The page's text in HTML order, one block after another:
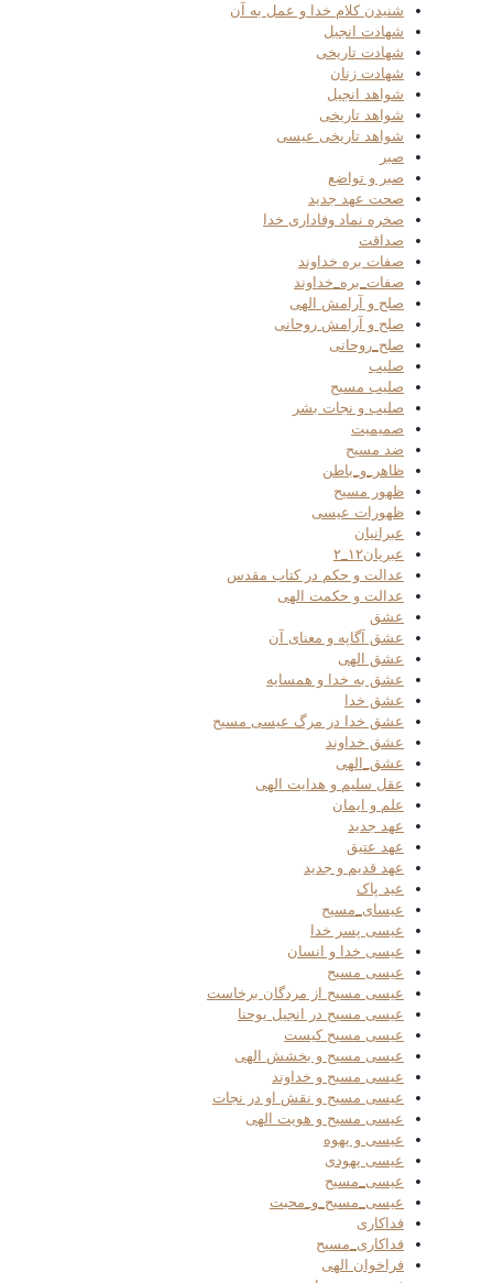
شنیدن کلام خدا و عمل به آن
شهادت انجیل
شهادت تاریخی
شهادت زنان
شواهد انجیل
شواهد تاریخی
شواهد تاریخی عیسی
صبر
صبر و تواضع
صحت عهد جدید
صخره نماد وفاداری خدا
صداقت
صفات بره خداوند
صفات_بره_خداوند
صلح و آرامش الهی
صلح و آرامش روحانی
صلح_روحانی
صلیب
صلیب مسیح
صلیب و نجات بشر
صمیمیت
ضد مسیح
ظاهر_و_باطن
ظهور مسیح
ظهورات عیسی
عبرانیان
عبریان۱۲_۲
عدالت و حکم در کتاب مقدس
عدالت و حکمت الهی
عشق
عشق آگاپه و معنای آن
عشق الهی
عشق به خدا و همسایه
عشق خدا
عشق خدا در مرگ عیسی مسیح
عشق خداوند
عشق_الهی
عقل سلیم و هدایت الهی
علم و ایمان
عهد جدید
عهد عتیق
عهد قدیم و جدید
عید پاک
عیسای_مسیح
عیسی پسر خدا
عیسی خدا و انسان
عیسی مسیح
عیسی مسیح از مردگان برخاست
عیسی مسیح در انجیل یوحنا
عیسی مسیح کیست
عیسی مسیح و بخشش الهی
عیسی مسیح و خداوند
عیسی مسیح و نقش او در نجات
عیسی مسیح و هویت الهی
عیسی و یهوه
عیسی یهودی
عیسی_مسیح
عیسی_مسیح_و_محبت
فداکاری
فداکاری_مسیح
فراخوان الهی